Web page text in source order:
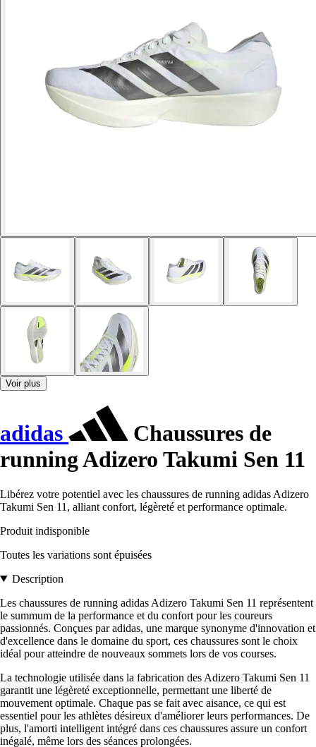
Voir plus
adidas
Chaussures de
running Adizero Takumi Sen 11
Libérez votre potentiel avec les chaussures de running adidas Adizero
Takumi Sen 11, alliant confort, légèreté et performance optimale.
Produit indisponible
Toutes les variations sont épuisées
Description
Les chaussures de running adidas Adizero Takumi Sen 11 représentent
le summum de la performance et du confort pour les coureurs
passionnés. Conçues par adidas, une marque synonyme d'innovation et
d'excellence dans le domaine du sport, ces chaussures sont le choix
idéal pour atteindre de nouveaux sommets lors de vos courses.
La technologie utilisée dans la fabrication des Adizero Takumi Sen 11
garantit une légèreté exceptionnelle, permettant une liberté de
mouvement optimale. Chaque pas se fait avec aisance, ce qui est
essentiel pour les athlètes désireux d'améliorer leurs performances. De
plus, l'amorti intelligent intégré dans ces chaussures assure un confort
inégalé, même lors des séances prolongées.